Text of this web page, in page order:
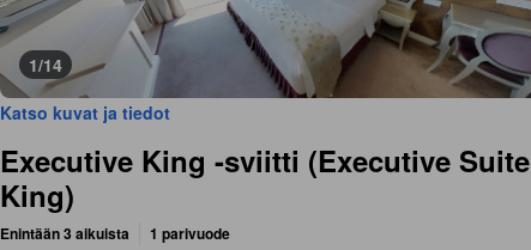
1/14
Katso kuvat ja tiedot
Executive King -sviitti (Executive Suite
King)
Enintään 3 aikuista 1 parivuode